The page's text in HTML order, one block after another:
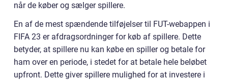
når de køber og sælger spillere.
En af de mest spændende tilføjelser til FUT-webappen i
FIFA 23 er afdragsordninger for køb af spillere. Dette
betyder, at spillere nu kan købe en spiller og betale for
ham over en periode, i stedet for at betale hele beløbet
upfront. Dette giver spillere mulighed for at investere i